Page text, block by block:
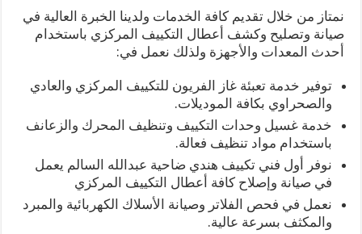
نمتاز من خلال تقديم كافة الخدمات ولدينا الخبرة العالية في
صيانة وتصليح وكشف أعطال التكييف المركزي باستخدام
أحدث المعدات والأجهزة ولذلك نعمل في:
توفير خدمة تعبئة غاز الفريون للتكييف المركزي والعادي
والصحراوي بكافة الموديلات.
خدمة غسيل وحدات التكييف وتنظيف المحرك والزعانف
باستخدام مواد تنظيف فعالة.
نوفر أول فني تكييف هندي ضاحية عبدالله السالم يعمل
في صيانة وإصلاح كافة أعطال التكييف المركزي
نعمل في فحص الفلاتر وصيانة الأسلاك الكهربائية والمبرد
والمكثف بسرعة عالية.